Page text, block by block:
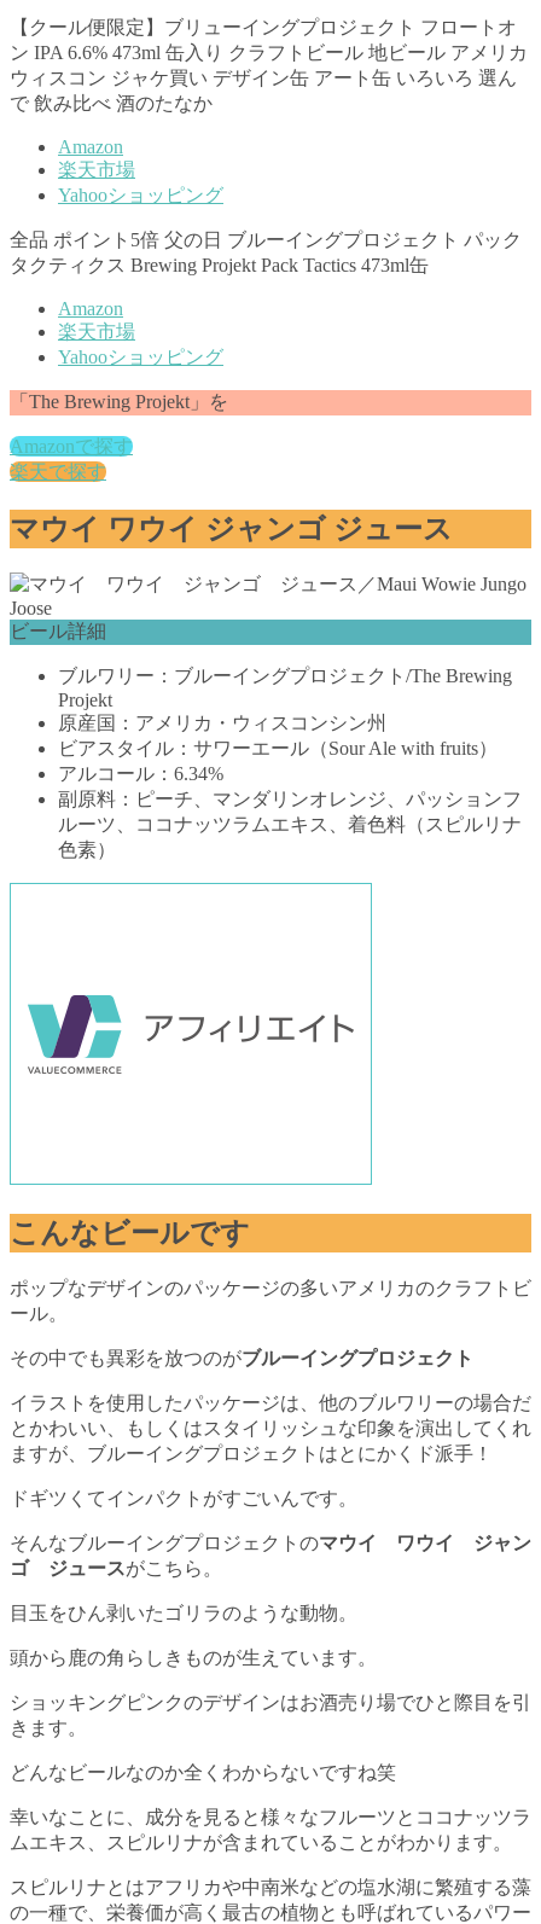
【クール便限定】ブリューイングプロジェクト フロートオ
ン IPA 6.6% 473ml 缶入り クラフトビール 地ビール アメリカ
ウィスコン ジャケ買い デザイン缶 アート缶 いろいろ 選ん
で 飲み比べ 酒のたなか
Amazon
楽天市場
Yahooショッピング
全品 ポイント5倍 父の日 ブルーイングプロジェクト パック
タクティクス Brewing Projekt Pack Tactics 473ml缶
Amazon
楽天市場
Yahooショッピング
「The Brewing Projekt」を
Amazonで探す
楽天で探す
マウイ ワウイ ジャンゴ ジュース
ビール詳細
ブルワリー：ブルーイングプロジェクト/The Brewing
Projekt
原産国：アメリカ・ウィスコンシン州
ビアスタイル：サワーエール（Sour Ale with fruits）
アルコール：6.34%
副原料：ピーチ、マンダリンオレンジ、パッションフ
ルーツ、ココナッツラムエキス、着色料（スピルリナ
色素）
こんなビールです
ポップなデザインのパッケージの多いアメリカのクラフトビ
ール。
その中でも異彩を放つのがブルーイングプロジェクト
イラストを使用したパッケージは、他のブルワリーの場合だ
とかわいい、もしくはスタイリッシュな印象を演出してくれ
ますが、ブルーイングプロジェクトはとにかくド派手！
ドギツくてインパクトがすごいんです。
そんなブルーイングプロジェクトのマウイ ワウイ ジャン
ゴ ジュースがこちら。
目玉をひん剥いたゴリラのような動物。
頭から鹿の角らしきものが生えています。
ショッキングピンクのデザインはお酒売り場でひと際目を引
きます。
どんなビールなのか全くわからないですね笑
幸いなことに、成分を見ると様々なフルーツとココナッツラ
ムエキス、スピルリナが含まれていることがわかります。
スピルリナとはアフリカや中南米などの塩水湖に繁殖する藻
の一種で、栄養価が高く最古の植物とも呼ばれているパワー